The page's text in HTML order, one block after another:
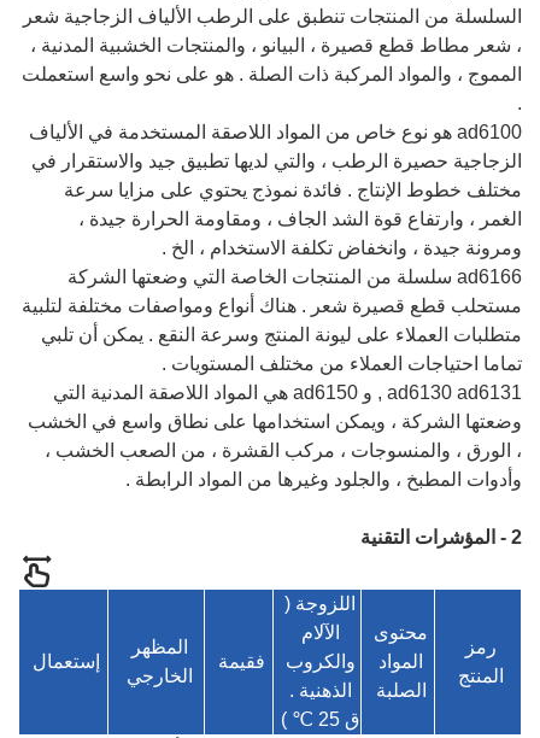
السلسلة من المنتجات تنطبق على الرطب الألياف الزجاجية شعر
، شعر مطاط قطع قصيرة ، البيانو ، والمنتجات الخشبية المدنية ،
المموج ، والمواد المركبة ذات الصلة . هو على نحو واسع استعملت
.
ad6100 هو نوع خاص من المواد اللاصقة المستخدمة في الألياف
الزجاجية حصيرة الرطب ، والتي لديها تطبيق جيد والاستقرار في
مختلف خطوط الإنتاج . فائدة نموذج يحتوي على مزايا سرعة
الغمر ، وارتفاع قوة الشد الجاف ، ومقاومة الحرارة جيدة ،
ومرونة جيدة ، وانخفاض تكلفة الاستخدام ، الخ .
ad6166 سلسلة من المنتجات الخاصة التي وضعتها الشركة
مستحلب قطع قصيرة شعر . هناك أنواع ومواصفات مختلفة لتلبية
متطلبات العملاء على ليونة المنتج وسرعة النقع . يمكن أن تلبي
تماما احتياجات العملاء من مختلف المستويات .
ad6130 ad6131 , و ad6150 هي المواد اللاصقة المدنية التي
وضعتها الشركة ، ويمكن استخدامها على نطاق واسع في الخشب
، الورق ، والمنسوجات ، مركب القشرة ، من الصعب الخشب ،
وأدوات المطبخ ، والجلود وغيرها من المواد الرابطة .
2 - المؤشرات التقنية
رمز
المنتج
محتوى
المواد
الصلبة
اللزوجة (
الآلام
والكروب
الذهنية .
ق 25 ℃ )
فقيمة
المظهر
الخارجي
إستعمال